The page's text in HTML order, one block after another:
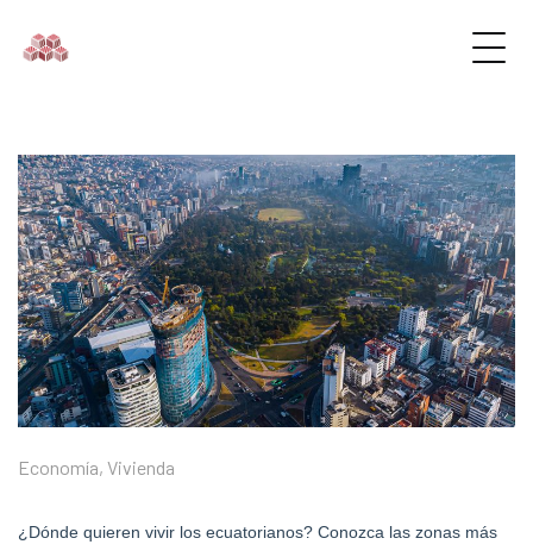
Economía, Vivienda
¿Dónde quieren vivir los ecuatorianos? Conozca las zonas más